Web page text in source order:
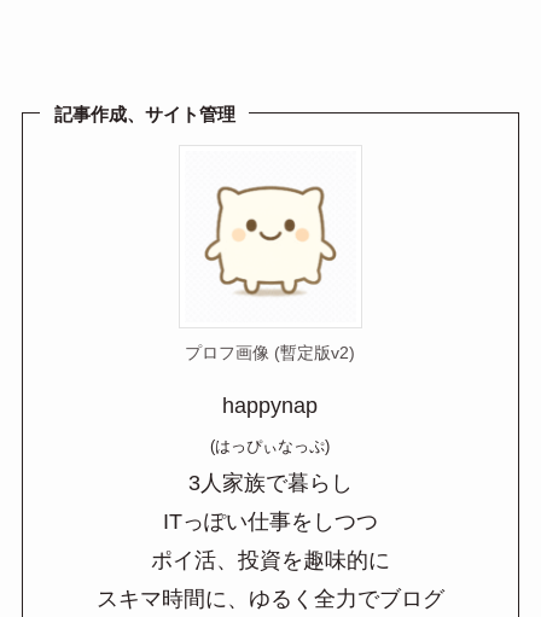
a
記事作成、サイト管理
プロフ画像 (暫定版v2)
happynap
(はっぴぃなっぷ)
3人家族で暮らし
ITっぽい仕事をしつつ
ポイ活、投資を趣味的に
スキマ時間に、ゆるく全力でブログ